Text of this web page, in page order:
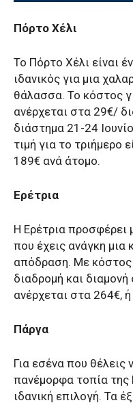
Πόρτο Χέλι
Το Πόρτο Χέλι είναι
ιδανικός για μια
θάλασσα. Το κόστος
ανέρχεται στα 29€/
διάστημα 21-24
τιμή για το τριήμερο
189€ ανά άτομο.
Ερέτρια
Η Ερέτρια προσφέρει
που έχεις ανάγκη μια
απόδραση. Με
διαδρομή και
ανέρχεται στα 264€,
Πάργα
Για εσένα που θέλεις
πανέμορφα τοπία της
ιδανική επιλογή. Τα